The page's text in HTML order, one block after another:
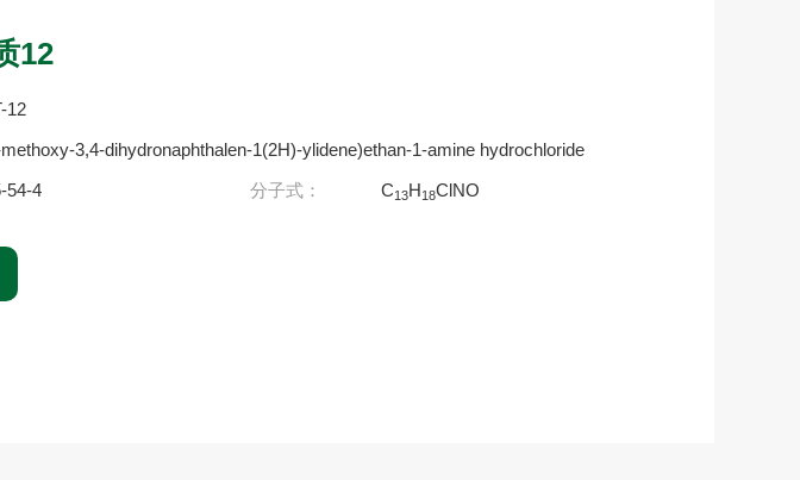
12
12
3,4-dihydronaphthalen-1(2H)-ylidene)ethan-1-amine hydrochloride
54-4 分子式： C13H18ClNO